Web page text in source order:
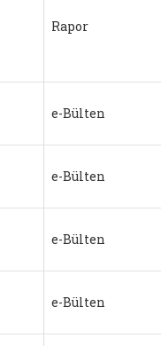
Rapor
e-Bülten
e-Bülten
e-Bülten
e-Bülten